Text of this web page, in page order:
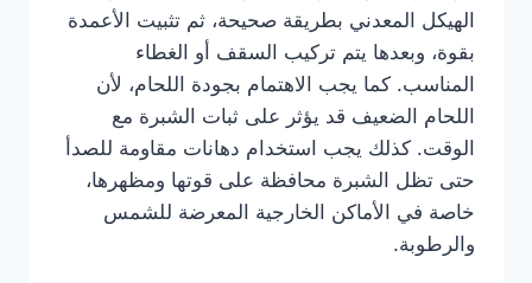
الهيكل المعدني بطريقة صحيحة، ثم تثبيت الأعمدة
بقوة، وبعدها يتم تركيب السقف أو الغطاء
المناسب. كما يجب الاهتمام بجودة اللحام، لأن
اللحام الضعيف قد يؤثر على ثبات الشبرة مع
الوقت. كذلك يجب استخدام دهانات مقاومة للصدأ
حتى تظل الشبرة محافظة على قوتها ومظهرها،
خاصة في الأماكن الخارجية المعرضة للشمس
والرطوبة.